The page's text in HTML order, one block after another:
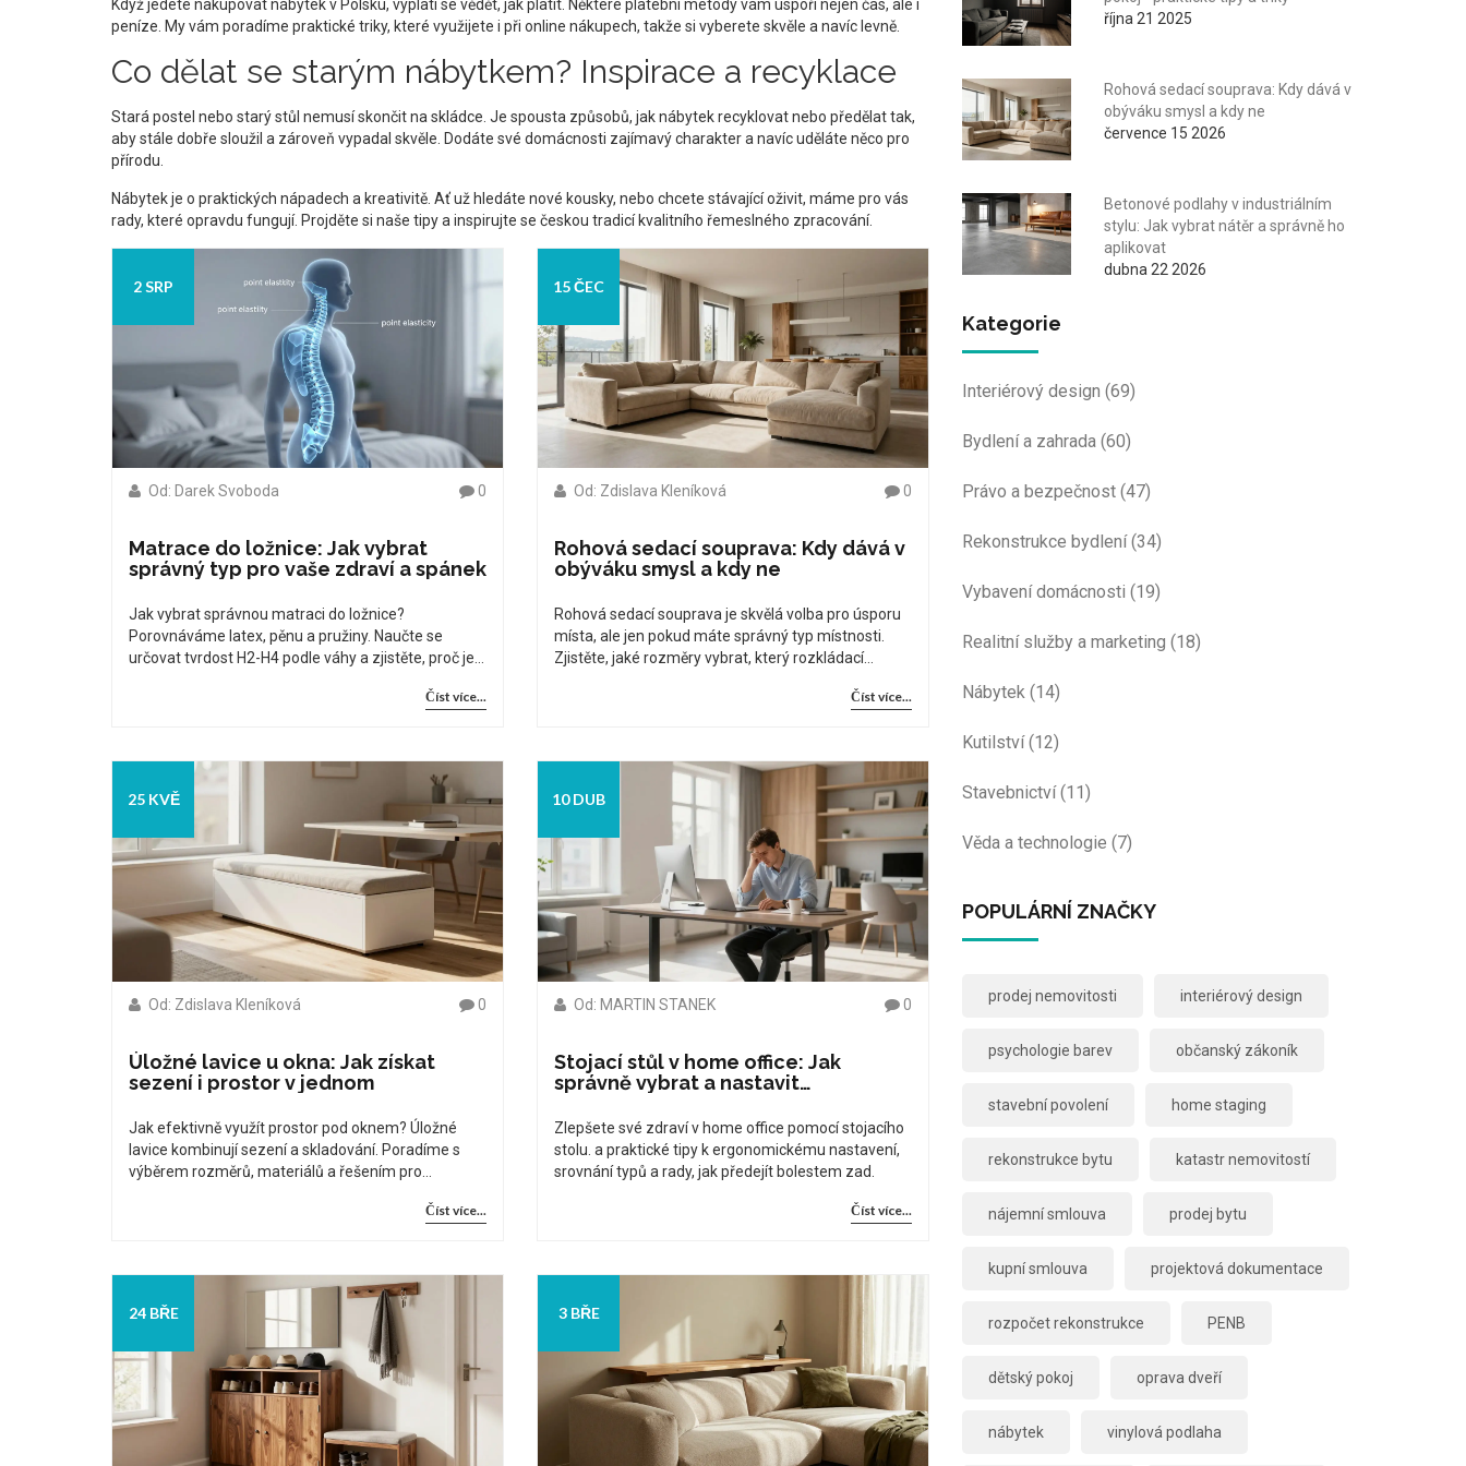
Když jedete nakupovat nábytek v Polsku, vyplatí se vědět, jak platit. Některé platební metody vám uspoří nejen čas, ale i
peníze. My vám poradíme praktické triky, které využijete i při online nákupech, takže si vyberete skvěle a navíc levně.
Co dělat se starým nábytkem? Inspirace a recyklace
Stará postel nebo starý stůl nemusí skončit na skládce. Je spousta způsobů, jak nábytek recyklovat nebo předělat tak,
aby stále dobře sloužil a zároveň vypadal skvěle. Dodáte své domácnosti zajímavý charakter a navíc uděláte něco pro
přírodu.
Nábytek je o praktických nápadech a kreativitě. Ať už hledáte nové kousky, nebo chcete stávající oživit, máme pro vás
rady, které opravdu fungují. Projděte si naše tipy a inspirujte se českou tradicí kvalitního řemeslného zpracování.
2 SRP
Od: Darek Svoboda 0
Matrace do ložnice: Jak vybrat
správný typ pro vaše zdraví a spánek
Jak vybrat správnou matraci do ložnice?
Porovnáváme latex, pěnu a pružiny. Naučte se
určovat tvrdost H2-H4 podle váhy a zjistěte, proč je
Číst více...
15 ČEC
Od: Zdislava Kleníková 0
Rohová sedací souprava: Kdy dává v
obýváku smysl a kdy ne
Rohová sedací souprava je skvělá volba pro úsporu
místa, ale jen pokud máte správný typ místnosti.
Zjistěte, jaké rozměry vybrat, který rozkládací
Číst více...
25 KVĚ
Od: Zdislava Kleníková 0
Úložné lavice u okna: Jak získat
sezení i prostor v jednom
Jak efektivně využít prostor pod oknem? Úložné
lavice kombinují sezení a skladování. Poradíme s
výběrem rozměrů, materiálů a řešením pro
Číst více...
10 DUB
Od: MARTIN STANEK 0
Stojací stůl v home office: Jak
správně vybrat a nastavit
Zlepšete své zdraví v home office pomocí stojacího
stolu. a praktické tipy k ergonomickému nastavení,
srovnání typů a rady, jak předejít bolestem zad.
Číst více...
24 BŘE 3 BŘE
října 21 2025
Rohová sedací souprava: Kdy dává v
obýváku smysl a kdy ne
července 15 2026
Betonové podlahy v industriálním
stylu: Jak vybrat nátěr a správně ho
aplikovat
dubna 22 2026
Kategorie
Interiérový design (69)
Bydlení a zahrada (60)
Právo a bezpečnost (47)
Rekonstrukce bydlení(34)
Vybavení domácnosti (19)
Realitní služby a marketing (18)
Nábytek (14)
Kutilství(12)
Stavebnictví(11)
Věda a technologie (7)
POPULÁRNÍ ZNAČKY
prodej nemovitosti interiérový design
psychologie barev občanský zákoník
stavební povolení home staging
rekonstrukce bytu katastr nemovitostí
nájemní smlouva prodej bytu
kupní smlouva projektová dokumentace
rozpočet rekonstrukce PENB
dětský pokoj oprava dveří
nábytek vinylová podlaha